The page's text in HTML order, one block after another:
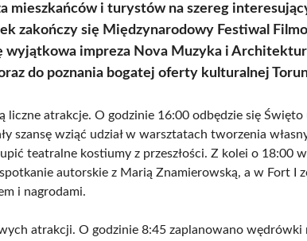
mieszkańców i turystów na szereg
zakończy się Międzynarodowy Festiwal
wyjątkowa impreza Nova Muzyka i
do poznania bogatej oferty kulturalnej
liczne atrakcje. O godzinie 16:00 odbędzie się Święto
szansę wziąć udział w warsztatach tworzenia
teatralne kostiumy z przeszłości. Z kolei o 18:00
autorskie z Marią Znamierowską, a w Fort I
i nagrodami.
atrakcji. O godzinie 8:45 zaplanowano wędrówki